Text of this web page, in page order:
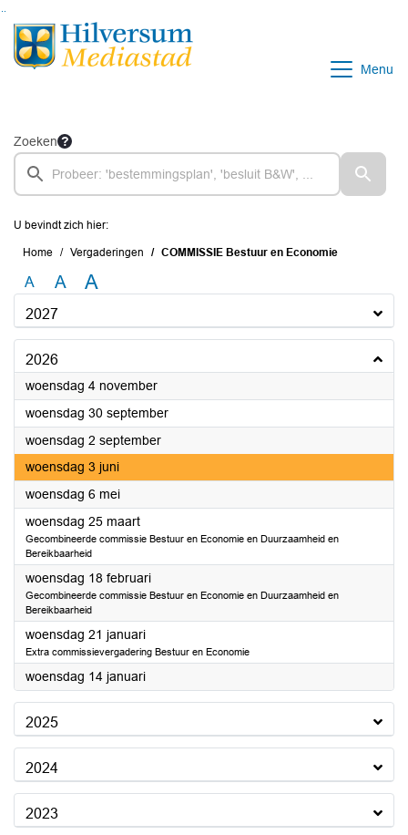
Ga naar de inhoud van deze pagina
Ga naar het zoeken
Menu
Zoeken
U bevindt zich hier:
Home Vergaderingen COMMISSIE Bestuur en Economie
A A A
2027
2026
woensdag 4 november2026
woensdag 30 september2026
woensdag 2 september2026
woensdag 3 juni2026
woensdag 6 mei2026
woensdag 25 maart2026
Gecombineerde commissie Bestuur en Economie en Duurzaamheid en
Bereikbaarheid
woensdag 18 februari2026
Gecombineerde commissie Bestuur en Economie en Duurzaamheid en
Bereikbaarheid
woensdag 21 januari2026
Extra commissievergadering Bestuur en Economie
woensdag 14 januari2026
2025
2024
2023